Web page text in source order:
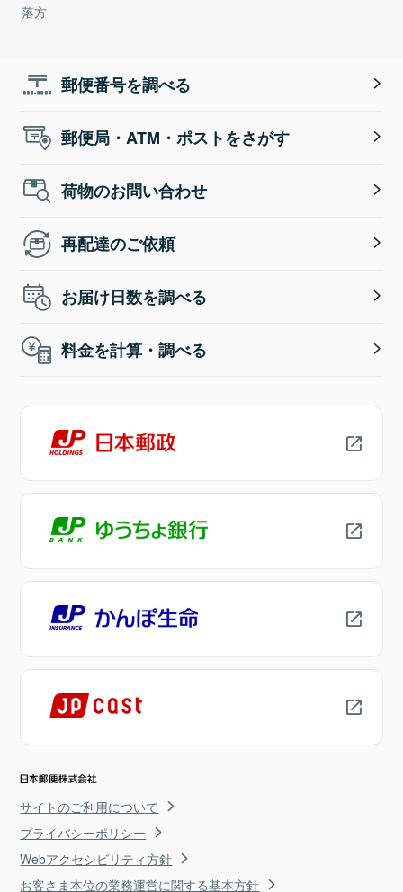
落方
郵便番号を調べる
郵便局・ATM・ポストをさがす
荷物のお問い合わせ
再配達のご依頼
お届け日数を調べる
料金を計算・調べる
サイトのご利用について
プライバシーポリシー
Webアクセシビリティ方針
お客さま本位の業務運営に関する基本方針